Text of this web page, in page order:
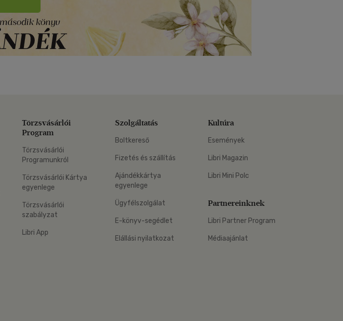
Törzsvásárlói
Program
Törzsvásárlói
Programunkról
Törzsvásárlói Kártya
egyenlege
Törzsvásárlói
szabályzat
Libri App
Szolgáltatás
Boltkereső
Fizetés és szállítás
Ajándékkártya
egyenlege
Ügyfélszolgálat
E-könyv-segédlet
Elállási nyilatkozat
Kultúra
Események
Libri Magazin
Libri Mini Polc
Partnereinknek
Libri Partner Program
Médiaajánlat